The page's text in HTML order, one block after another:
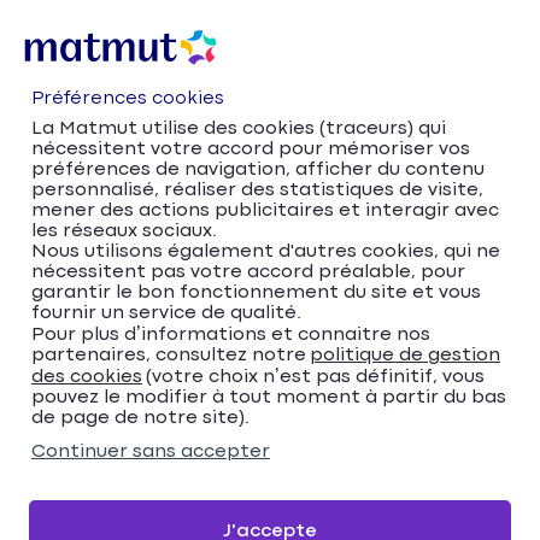
Accueil
Trouver votre agence Matmut
Auvergne-Rhône-Alpes
Isère
Saint-Martin-d'Hères
Matmut Assurances 118 Avenue Ambroise
Croizat, Saint-Martin-d'Hères
Matmut Assurances 118
Avenue Ambroise
Préférences cookies
La Matmut utilise des cookies (traceurs) qui
nécessitent votre accord pour mémoriser vos
préférences de navigation, afficher du contenu
personnalisé, réaliser des statistiques de visite,
mener des actions publicitaires et interagir avec
les réseaux sociaux.
Nous utilisons également d'autres cookies, qui ne
nécessitent pas votre accord préalable, pour
garantir le bon fonctionnement du site et vous
fournir un service de qualité.
Pour plus d’informations et connaitre nos
partenaires, consultez notre politique de gestion
des cookies (votre choix n’est pas définitif, vous
pouvez le modifier à tout moment à partir du bas
de page de notre site).
Continuer sans accepter
J'accepte